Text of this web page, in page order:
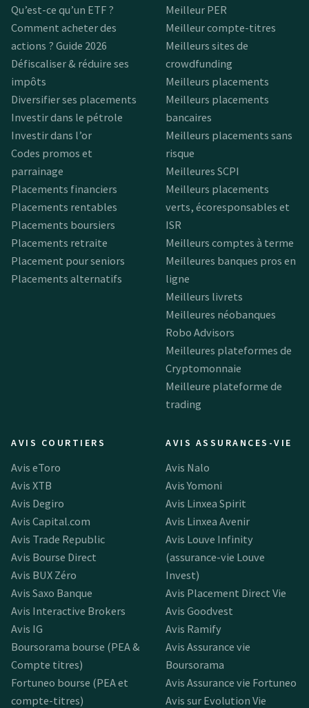
Qu’est-ce qu’un ETF ?
Comment acheter des
actions ? Guide 2026
Défiscaliser & réduire ses
impôts
Diversifier ses placements
Investir dans le pétrole
Investir dans l’or
Codes promos et
parrainage
Placements financiers
Placements rentables
Placements boursiers
Placements retraite
Placement pour seniors
Placements alternatifs
Meilleur PER
Meilleur compte-titres
Meilleurs sites de
crowdfunding
Meilleurs placements
Meilleurs placements
bancaires
Meilleurs placements sans
risque
Meilleures SCPI
Meilleurs placements
verts, écoresponsables et
ISR
Meilleurs comptes à terme
Meilleures banques pros en
ligne
Meilleurs livrets
Meilleures néobanques
Robo Advisors
Meilleures plateformes de
Cryptomonnaie
Meilleure plateforme de
trading
AVIS COURTIERS
Avis eToro
Avis XTB
Avis Degiro
Avis Capital.com
Avis Trade Republic
Avis Bourse Direct
Avis BUX Zéro
Avis Saxo Banque
Avis Interactive Brokers
Avis IG
Boursorama bourse (PEA &
Compte titres)
Fortuneo bourse (PEA et
compte-titres)
AVIS ASSURANCES-VIE
Avis Nalo
Avis Yomoni
Avis Linxea Spirit
Avis Linxea Avenir
Avis Louve Infinity
(assurance-vie Louve
Invest)
Avis Placement Direct Vie
Avis Goodvest
Avis Ramify
Avis Assurance vie
Boursorama
Avis Assurance vie Fortuneo
Avis sur Evolution Vie